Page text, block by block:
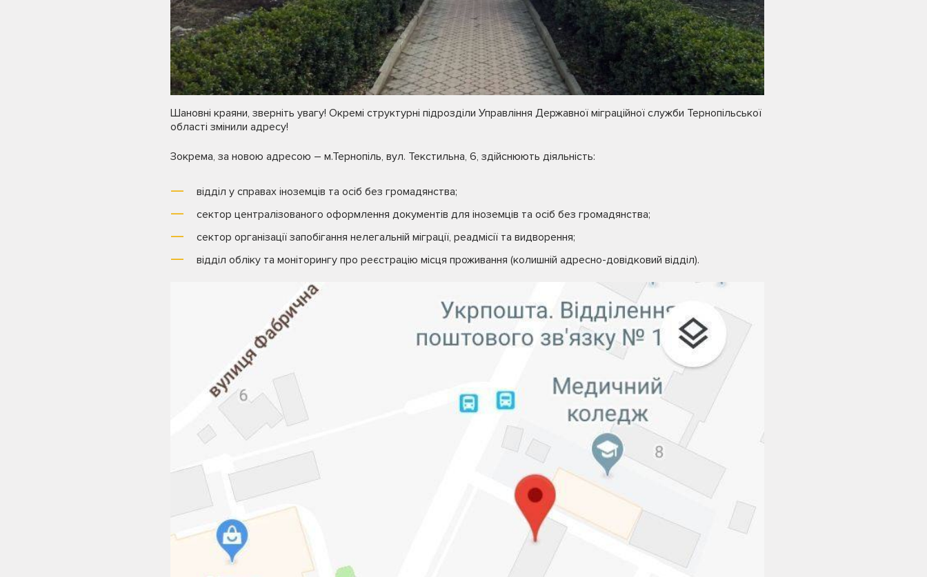
Шановні краяни, зверніть увагу! Окремі структурні підрозділи Управління Державної міграційної служби Тернопільської
області змінили адресу!
Зокрема, за новою адресою – м.Тернопіль, вул. Текстильна, 6, здійснюють діяльність:
відділ у справах іноземців та осіб без громадянства;
сектор централізованого оформлення документів для іноземців та осіб без громадянства;
сектор організації запобігання нелегальній міграції, реадмісії та видворення;
відділ обліку та моніторингу про реєстрацію місця проживання (колишній адресно-довідковий відділ).